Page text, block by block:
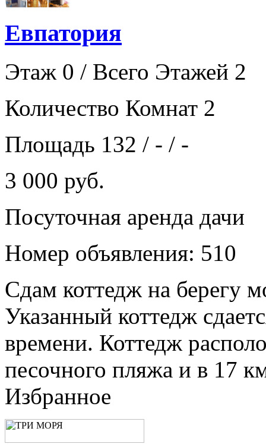
Евпатория
Этаж 0 / Всего Этажей 2
Количество Комнат 2
Площадь 132 / - / -
3 000 руб.
Посуточная аренда дачи
Номер объявления: 510
Сдам коттедж на берегу
Указанный коттедж
времени. Коттедж
песочного пляжа и в 17
Избранное